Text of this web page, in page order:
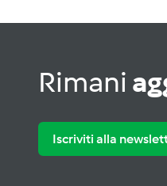
Rimani
Iscriviti alla